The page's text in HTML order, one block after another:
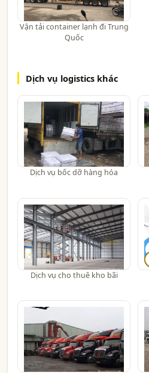
Vận tải container lạnh đi Trung
Quốc
Dịch vụ logistics khác
Dịch vụ bốc dỡ hàng hóa
Dịch vụ cho thuê kho bãi